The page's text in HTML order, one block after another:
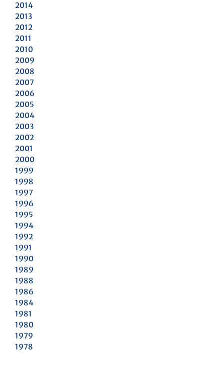
2014
2013
2012
2011
2010
2009
2008
2007
2006
2005
2004
2003
2002
2001
2000
1999
1998
1997
1996
1995
1994
1992
1991
1990
1989
1988
1986
1984
1981
1980
1979
1978